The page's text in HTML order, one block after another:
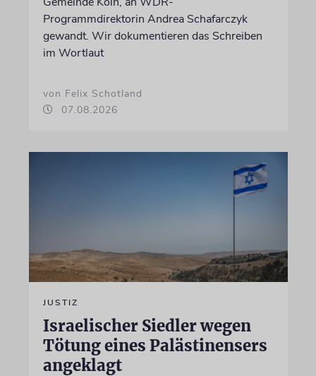
Programmdirektorin Andrea Schafarczyk
gewandt. Wir dokumentieren das Schreiben
im Wortlaut
von Felix Schotland
07.08.2026
JUSTIZ
Israelischer Siedler wegen
Tötung eines Palästinensers
angeklagt